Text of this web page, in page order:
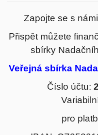
Zapojte se s
Přispět můžete
sbírky
Veřejná sbírka
Číslo účtu:
pro